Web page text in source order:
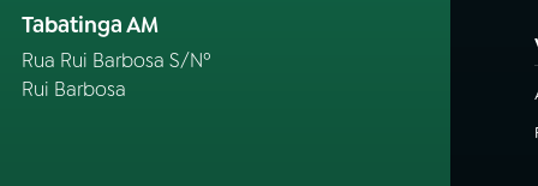
Tabatinga AM
Rua Rui Barbosa S/Nº
Rui Barbosa